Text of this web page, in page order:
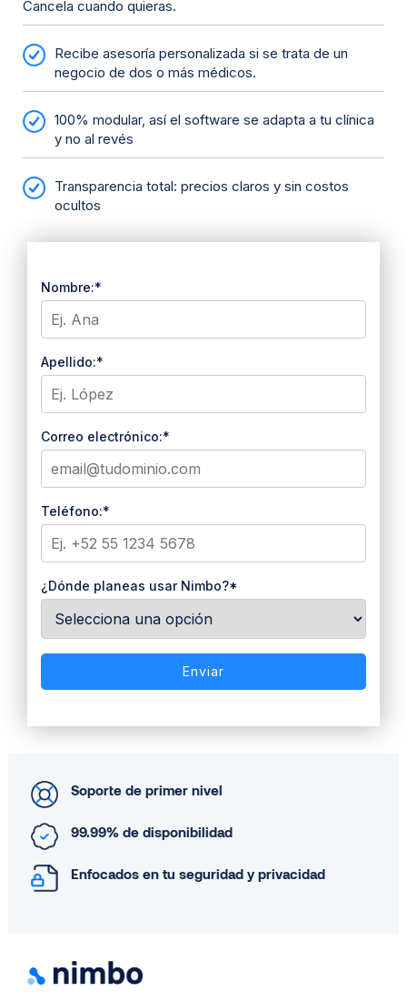
Cancela cuando quieras.
Recibe asesoría personalizada si se trata de un
negocio de dos o más médicos.
100% modular, así el software se adapta a tu clínica
y no al revés
Transparencia total: precios claros y sin costos
ocultos
Nombre:*
Apellido:*
Correo electrónico:*
Teléfono:*
¿Dónde planeas usar Nimbo?*
Enviar
Soporte de primer nivel
99.99% de disponibilidad
Enfocados en tu seguridad y privacidad